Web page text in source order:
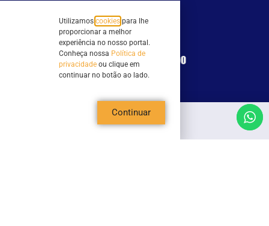
Site seguro
Todos os direitos reservados - Sociedade Rádio Araguaia de Brusque Ltda -
Utilizamos cookies para lhe
proporcionar a melhor
experiência no nosso portal.
Conheça nossa Política de
privacidade ou clique em
continuar no botão ao lado.
Continuar